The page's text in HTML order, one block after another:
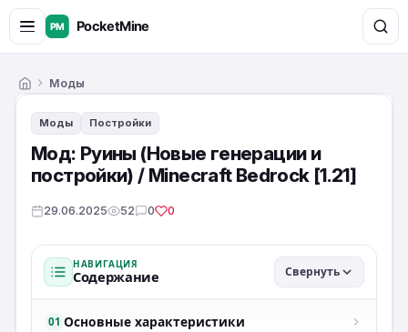
ГлавнаяМоды
Моды Постройки
Мод: Руины (Новые генерации и
постройки) / Minecraft Bedrock [1.21]
29.06.2025 52 0 0
НАВИГАЦИЯ
Содержание Свернуть
01 Основные характеристики